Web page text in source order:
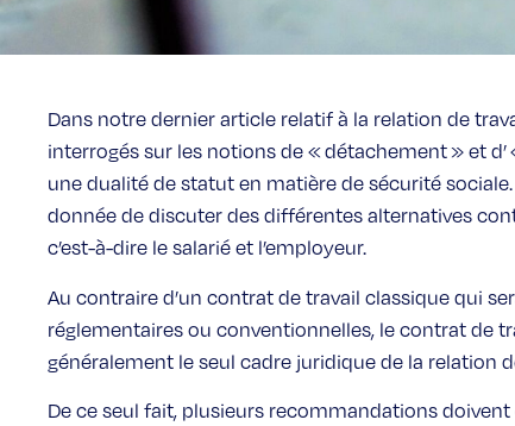
Dans notre dernier article relatif à la relation de
interrogés sur les notions de « détachement » et
une dualité de statut en matière de sécurité
donnée de discuter des différentes alternatives
c’est-à-dire le salarié et l’employeur.
Au contraire d’un contrat de travail classique qui
réglementaires ou conventionnelles, le contrat de
généralement le seul cadre juridique de la relation
De ce seul fait, plusieurs recommandations